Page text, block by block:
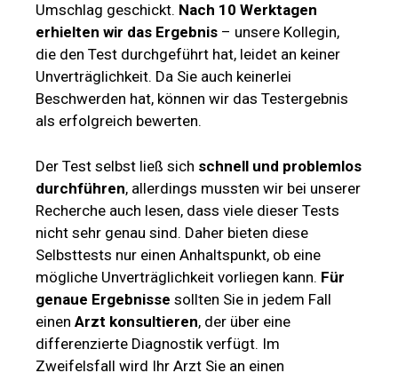
Umschlag geschickt. Nach 10 Werktagen
erhielten wir das Ergebnis – unsere Kollegin,
die den Test durchgeführt hat, leidet an keiner
Unverträglichkeit. Da Sie auch keinerlei
Beschwerden hat, können wir das Testergebnis
als erfolgreich bewerten.
Der Test selbst ließ sich schnell und problemlos
durchführen, allerdings mussten wir bei unserer
Recherche auch lesen, dass viele dieser Tests
nicht sehr genau sind. Daher bieten diese
Selbsttests nur einen Anhaltspunkt, ob eine
mögliche Unverträglichkeit vorliegen kann. Für
genaue Ergebnisse sollten Sie in jedem Fall
einen Arzt konsultieren, der über eine
differenzierte Diagnostik verfügt. Im
Zweifelsfall wird Ihr Arzt Sie an einen